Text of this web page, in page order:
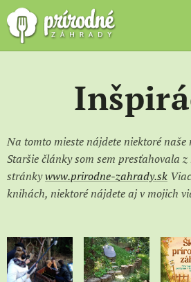
Na tomto mieste nájdete niektoré
Staršie články som sem presťahovala
stránkywww.prirodne-zahrady.sk
knihách, niektoré nájdete aj v mojich